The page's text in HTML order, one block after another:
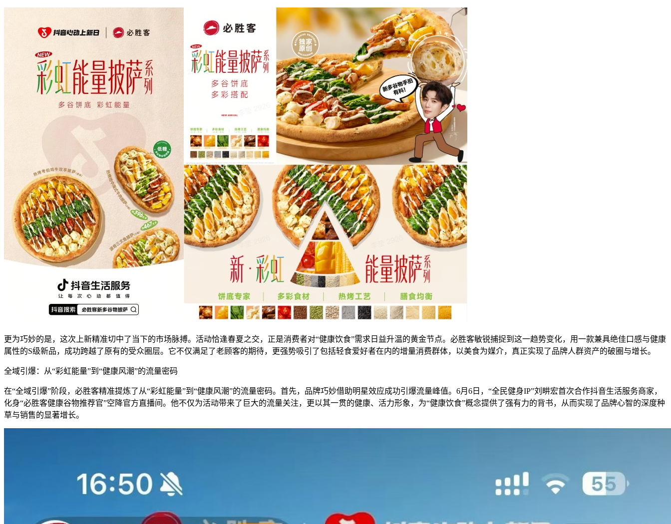
更为巧妙的是，这次上新精准切中了当下的市场脉搏。活动恰逢春夏之交，正是消费者对“健康饮食”需求日益升温的黄金节点。必胜客敏锐捕捉到这一趋势变化，用一款兼具绝佳口感与健康
属性的S级新品，成功跨越了原有的受众圈层。它不仅满足了老顾客的期待，更强势吸引了包括轻食爱好者在内的增量消费群体，以美食为媒介，真正实现了品牌人群资产的破圈与增长。
全域引爆：从“彩虹能量”到“健康风潮”的流量密码
在“全域引爆”阶段，必胜客精准提炼了从“彩虹能量”到“健康风潮”的流量密码。首先，品牌巧妙借助明星效应成功引爆流量峰值。6月6日，“全民健身IP”刘畊宏首次合作抖音生活服务商家，
化身“必胜客健康谷物推荐官”空降官方直播间。他不仅为活动带来了巨大的流量关注，更以其一贯的健康、活力形象，为“健康饮食”概念提供了强有力的背书，从而实现了品牌心智的深度种
草与销售的显著增长。